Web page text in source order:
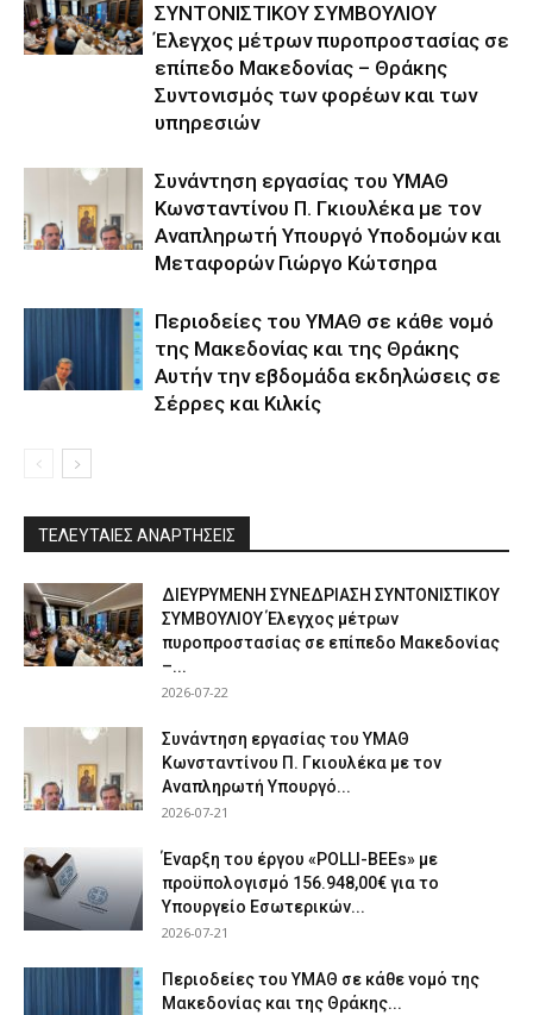
ΣΥΝΤΟΝΙΣΤΙΚΟΥ ΣΥΜΒΟΥΛΙΟΥ
Έλεγχος μέτρων πυροπροστασίας σε
επίπεδο Μακεδονίας – Θράκης
Συντονισμός των φορέων και των
υπηρεσιών
Συνάντηση εργασίας του ΥΜΑΘ
Κωνσταντίνου Π. Γκιουλέκα με τον
Αναπληρωτή Υπουργό Υποδομών και
Μεταφορών Γιώργο Κώτσηρα
Περιοδείες του ΥΜΑΘ σε κάθε νομό
της Μακεδονίας και της Θράκης
Αυτήν την εβδομάδα εκδηλώσεις σε
Σέρρες και Κιλκίς
ΤΕΛΕΥΤΑΙΕΣ ΑΝΑΡΤΗΣΕΙΣ
ΔΙΕΥΡΥΜΕΝΗ ΣΥΝΕΔΡΙΑΣΗ ΣΥΝΤΟΝΙΣΤΙΚΟΥ
ΣΥΜΒΟΥΛΙΟΥ Έλεγχος μέτρων
πυροπροστασίας σε επίπεδο Μακεδονίας
–...
2026-07-22
Συνάντηση εργασίας του ΥΜΑΘ
Κωνσταντίνου Π. Γκιουλέκα με τον
Αναπληρωτή Υπουργό...
2026-07-21
Έναρξη του έργου «POLLI-BEEs» με
προϋπολογισμό 156.948,00€ για το
Υπουργείο Εσωτερικών...
2026-07-21
Περιοδείες του ΥΜΑΘ σε κάθε νομό της
Μακεδονίας και της Θράκης...